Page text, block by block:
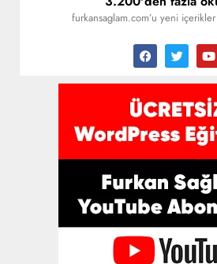
furkansaglam.com’u yeni